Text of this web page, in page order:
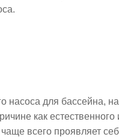
насоса для бассейна,
как
всего проявляет